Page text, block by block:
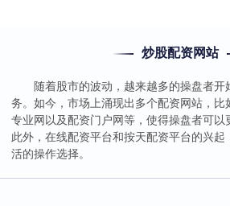
炒股配资网站
随着股市的波动，越来越多的操盘者
务。如今，市场上涌现出多个配资网站，
专业网以及配资门户网等，使得操盘者可以
此外，在线配资平台和按天配资平台的兴起
活的操作选择。